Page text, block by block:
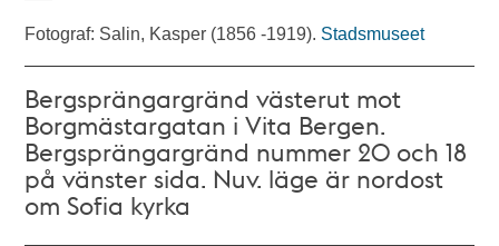
Fotograf: Salin, Kasper (1856 -1919). Stadsmuseet
Bergsprängargränd västerut mot
Borgmästargatan i Vita Bergen.
Bergsprängargränd nummer 20 och 18
på vänster sida. Nuv. läge är nordost
om Sofia kyrka